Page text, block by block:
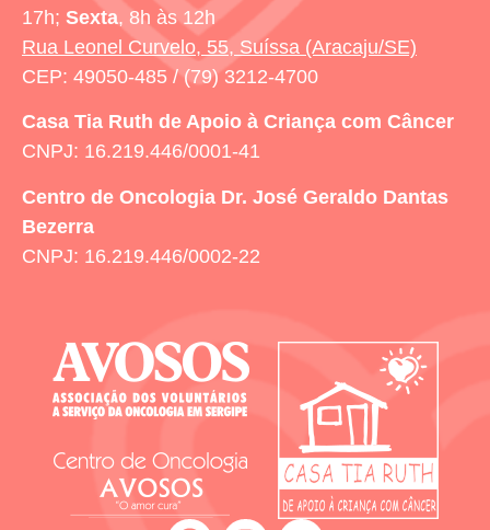
17h; Sexta, 8h às 12h
Rua Leonel Curvelo, 55, Suíssa (Aracaju/SE)
CEP: 49050-485 / (79) 3212-4700
Casa Tia Ruth de Apoio à Criança com Câncer
CNPJ: 16.219.446/0001-41
Centro de Oncologia Dr. José Geraldo Dantas
Bezerra
CNPJ: 16.219.446/0002-22